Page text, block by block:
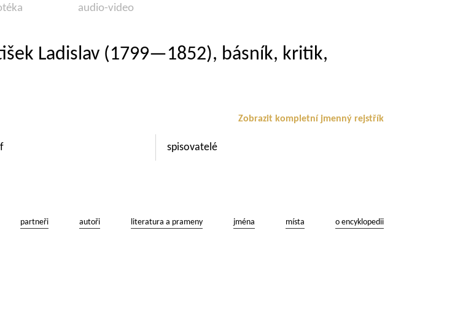
audio-video
Ladislav (1799—1852), básník, kritik,
Zobrazit kompletní jmenný rejstřík
spisovatelé
partneři autoři literatura a prameny jména místa o encyklopedii